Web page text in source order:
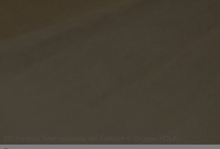
28° Festival Internazionale del Folklore © Gruppo FOLK